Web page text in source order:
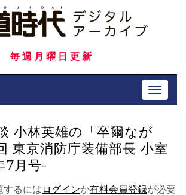
毎週月曜日更新
Toggle
小林英雄の「卒爾なが
東京消防庁装備部長 小室
7月号-
するには ログインか有料会員登録が必要